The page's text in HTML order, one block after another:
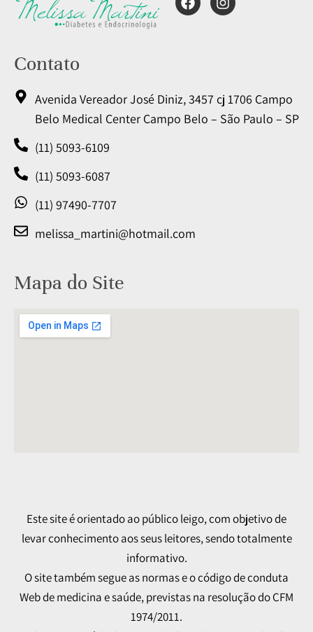
Contato
Avenida Vereador José Diniz, 3457 cj 1706 Campo
Belo Medical Center Campo Belo – São Paulo – SP
(11) 5093-6109
(11) 5093-6087
(11) 97490-7707
melissa_martini@hotmail.com
Mapa do Site
Este site é orientado ao público leigo, com objetivo de
levar conhecimento aos seus leitores, sendo totalmente
informativo.
O site também segue as normas e o código de conduta
Web de medicina e saúde, previstas na resolução do CFM
1974/2011.